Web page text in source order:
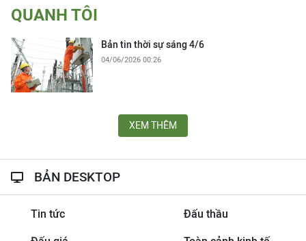
QUANH TÔI
Bản tin thời sự sáng 4/6
04/06/2026 00:26
XEM THÊM
BẢN DESKTOP
Tin tức Đấu thầu